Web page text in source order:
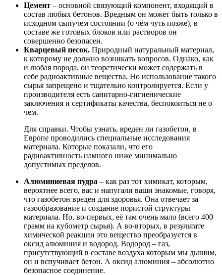
Цемент – основной связующий компонент, входящий в
состав любых бетонов. Вредным он может быть только в
исходном сыпучем состоянии (о чём чуть позже), в
составе же готовых блоков или растворов он
совершенно безопасен.
Кварцевый песок. Природный натуральный материал,
к которому не должно возникать вопросов. Однако, как
и любая порода, он теоретически может содержать в
себе радиоактивные вещества. Но использование такого
сырья запрещено и тщательно контролируется. Если у
производителя есть санитарно-гигиенические
заключения и сертификаты качества, беспокоиться не о
чем.
Для справки. Чтобы узнать, вреден ли газобетон, в
Европе проводились специальные исследования
материала. Которые показали, что его
радиоактивность намного ниже минимально
допустимых пределов.
Алюминиевая пудра – как раз тот химикат, которым,
вероятнее всего, вас и напугали ваши знакомые, говоря,
что газобетон вреден для здоровья. Она отвечает за
газообразование и создание пористой структуры
материала. Но, во-первых, её там очень мало (всего 400
грамм на кубометр сырья). А во-вторых, в результате
химической реакции это вещество преобразуется в
оксид алюминия и водород. Водород – газ,
присутствующий в составе воздуха которым мы дышим,
он и вспучивает бетон. А оксид алюминия – абсолютно
безопасное соединение.